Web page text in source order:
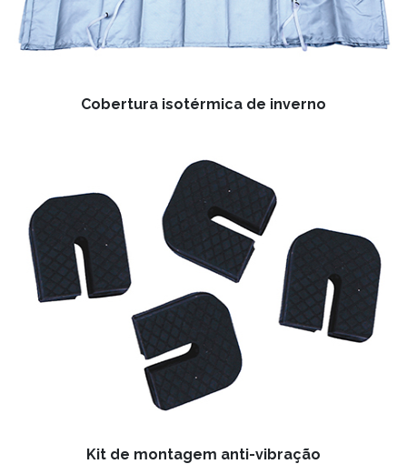
Cobertura isotérmica de inverno
Kit de montagem anti-vibração